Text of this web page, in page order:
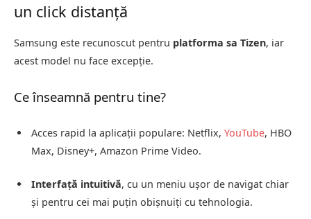
un click distanță
Samsung este recunoscut pentru platforma sa Tizen, iar
acest model nu face excepție.
Ce înseamnă pentru tine?
Acces rapid la aplicații populare: Netflix, YouTube, HBO
Max, Disney+, Amazon Prime Video.
Interfață intuitivă, cu un meniu ușor de navigat chiar
și pentru cei mai puțin obișnuiți cu tehnologia.